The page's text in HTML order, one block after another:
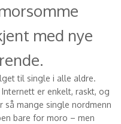
med nye
til single i alle aldre.
er enkelt, raskt, og
så mange single nordmenn
bare for moro – men